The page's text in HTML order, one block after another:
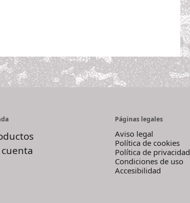
Páginas legales
Aviso legal
Política de cookies
Política de privacidad
Condiciones de uso
Accesibilidad